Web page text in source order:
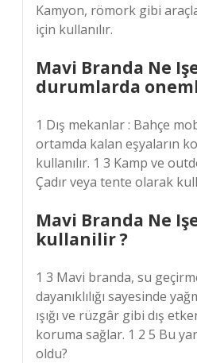
Kamyon, römork gibi
için kullanılır.
Mavi Branda Ne
durumlarda
1 Dış mekanlar : Bahçe
ortamda kalan eşyaların
kullanılır. 1 3 Kamp ve
Çadır veya tente olarak
Mavi Branda Ne
kullanilir ?
1 3 Mavi branda, su
dayanıklılığı sayesinde
ışığı ve rüzgâr gibi dış
koruma sağlar. 1 2 5 Bu
oldu?